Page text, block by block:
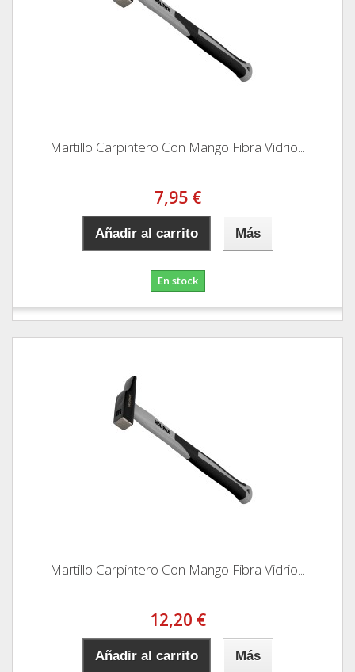
Martillo Carpintero Con Mango Fibra Vidrio...
7,95 €
Añadir al carrito Más
En stock
Martillo Carpintero Con Mango Fibra Vidrio...
12,20 €
Añadir al carrito Más